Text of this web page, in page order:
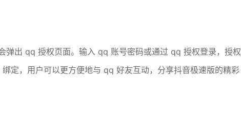
弹出 qq 授权页面。输入 qq 账号密码或通过 qq 授权登录，授权
定，用户可以更方便地与 qq 好友互动，分享抖音极速版的精彩